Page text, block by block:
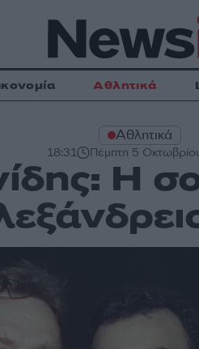
Αθλητικά
Αθλητικά
18:31 Πέμπτη 5
Η